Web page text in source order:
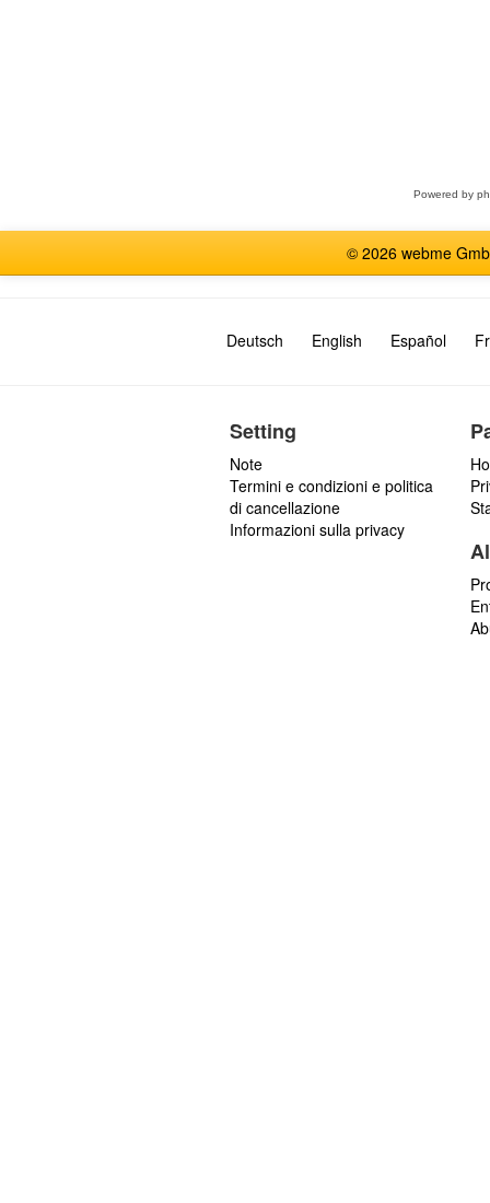
Powered by
© 2026 webme
Deutsch English Español
Setting
Note
Termini e condizioni e politica
di cancellazione
Informazioni sulla privacy